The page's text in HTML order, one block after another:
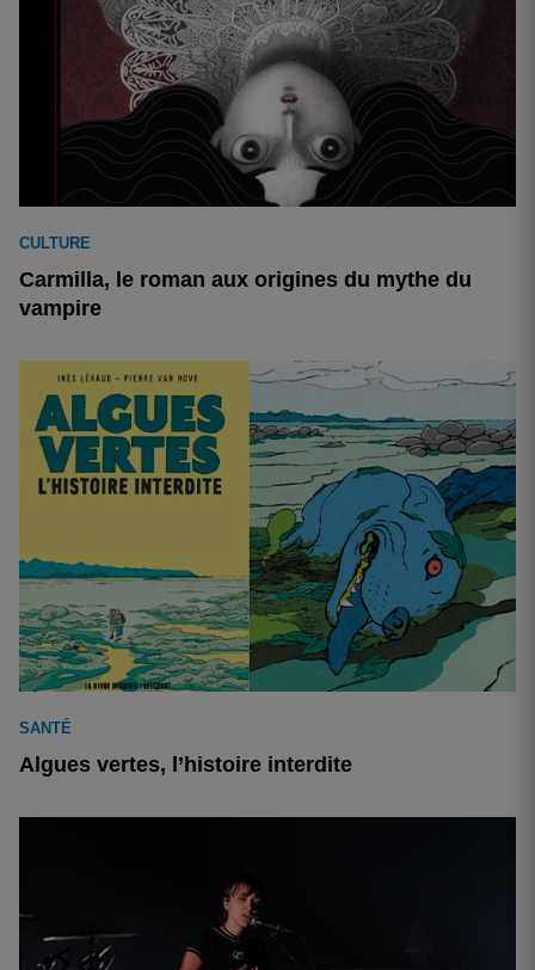
CULTURE
Carmilla, le roman aux origines du mythe du
vampire
SANTÉ
Algues vertes, l’histoire interdite